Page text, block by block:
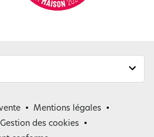
Mentions légales
Gestion des cookies